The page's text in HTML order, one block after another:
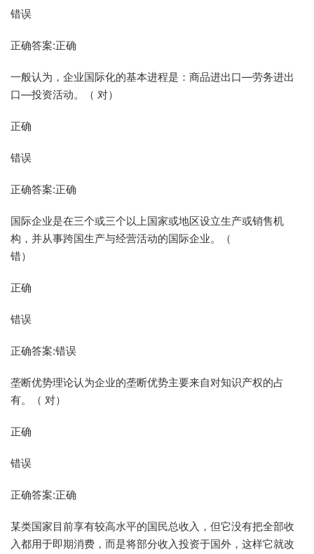
错误
正确答案:正确
一般认为，企业国际化的基本进程是：商品进出口—劳务进出
口—投资活动。（ 对）
正确
错误
正确答案:正确
国际企业是在三个或三个以上国家或地区设立生产或销售机
构，并从事跨国生产与经营活动的国际企业。（
错）
正确
错误
正确答案:错误
垄断优势理论认为企业的垄断优势主要来自对知识产权的占
有。（ 对）
正确
错误
正确答案:正确
某类国家目前享有较高水平的国民总收入，但它没有把全部收
入都用于即期消费，而是将部分收入投资于国外，这样它就改